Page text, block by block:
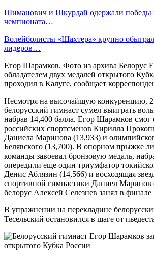
Шиманович и Шкурдай одержали победы
чемпионата…
Волейболисты «Шахтера» крупно
лидеров…
Егор Шарамков. Фото из архива Белорус
обладателем двух медалей открытого
проходил в Калуге, сообщает
Несмотря на высочайшую конкуренцию,
белорусский гимнаст сумел выиграть
набрав 14,400 балла. Егор Шарамков смог
российских спортсменов Кирилла
Даниела Маринова (13,933) и
Белявского (13,700). В опорном прыжке
команды завоевал бронзовую медаль,
опередили еще один триумфатор
Денис Аблязин (14,566) и восходящая
спортивной гимнастики Даниел
белорус Алексей Селезнев занял в финале
В упражнении на перекладине
Тесельский остановился в шаге от